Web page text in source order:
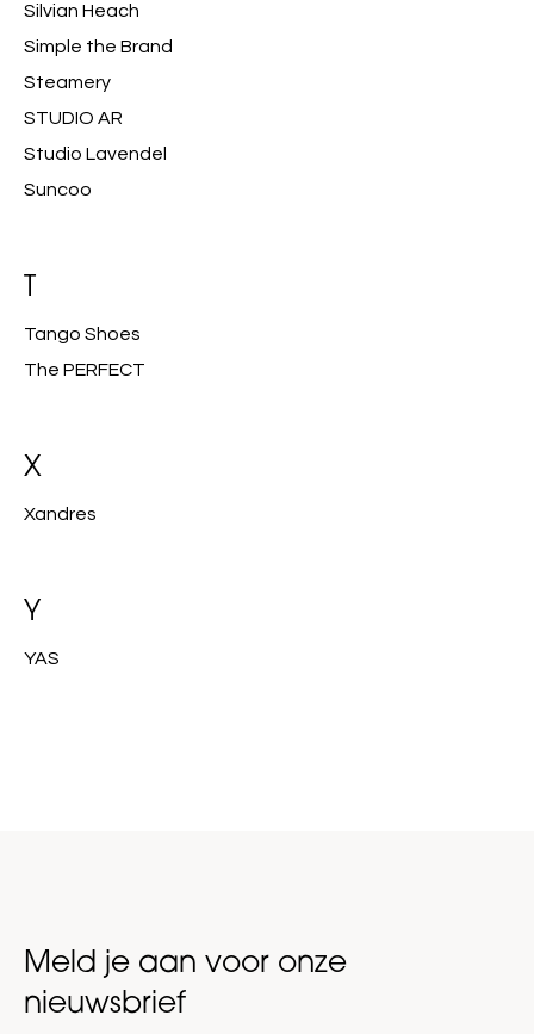
Silvian Heach
Simple the Brand
Steamery
STUDIO AR
Studio Lavendel
Suncoo
T
Tango Shoes
The PERFECT
X
Xandres
Y
YAS
Meld je aan voor onze
nieuwsbrief